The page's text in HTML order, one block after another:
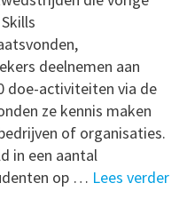
deelnemen aan
doe-activiteiten via de
ze kennis maken
of organisaties.
in een aantal
op … Lees verder